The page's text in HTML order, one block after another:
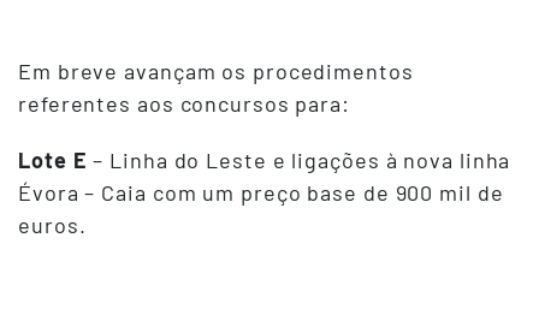
Em breve avançam os procedimentos
referentes aos concursos para:
Lote E – Linha do Leste e ligações à nova linha
Évora – Caia com um preço base de 900 mil de
euros.